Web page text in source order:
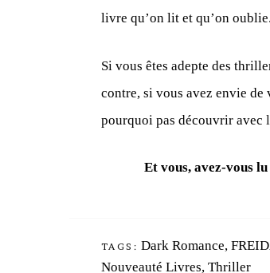
livre qu’on lit et qu’on oublie.
Si vous êtes adepte des
contre, si vous avez envie de
pourquoi pas découvrir avec
Et vous, avez-vous
TAGS: Dark Romance,
Nouveauté Livres, Thriller